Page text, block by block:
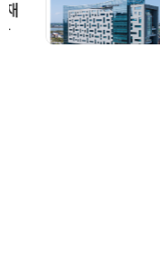
로옴, 업계 최고 수
구현한 차량용
“특허분석도 AI와
'AX' 시대 본격화, 지